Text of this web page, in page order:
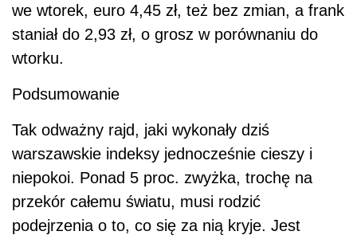
we wtorek, euro 4,45 zł, też bez zmian, a frank
staniał do 2,93 zł, o grosz w porównaniu do
wtorku.
Podsumowanie
Tak odważny rajd, jaki wykonały dziś
warszawskie indeksy jednocześnie cieszy i
niepokoi. Ponad 5 proc. zwyżka, trochę na
przekór całemu światu, musi rodzić
podejrzenia o to, co się za nią kryje. Jest